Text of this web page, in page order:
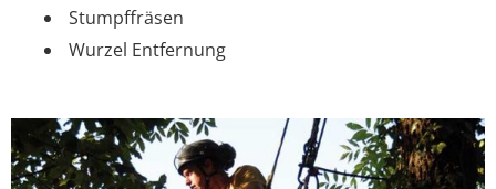
Stumpffräsen
Wurzel Entfernung